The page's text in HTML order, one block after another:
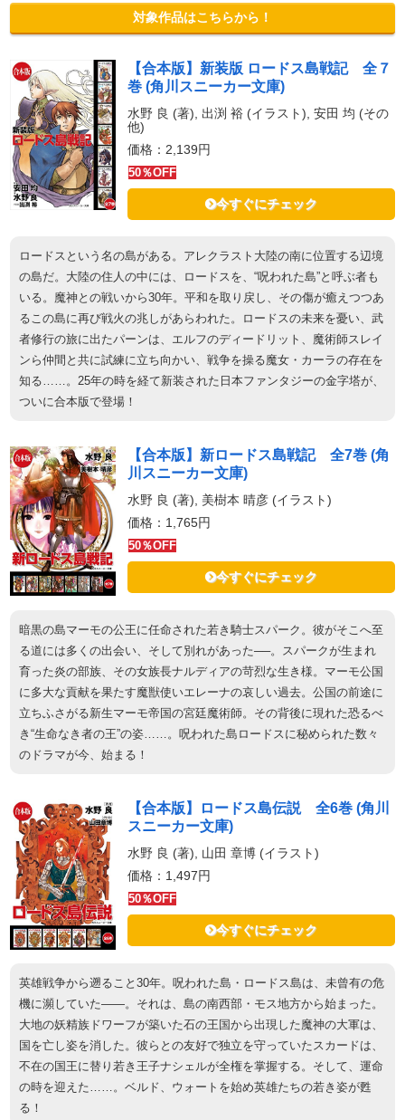
対象作品はこちらから！
【合本版】新装版 ロードス島戦記 全７
巻 (角川スニーカー文庫)
水野 良 (著), 出渕 裕 (イラスト), 安田 均 (その
他)
価格：2,139円
50％OFF
今すぐにチェック
ロードスという名の島がある。アレクラスト大陸の南に位置する辺境
の島だ。大陸の住人の中には、ロードスを、“呪われた島”と呼ぶ者も
いる。魔神との戦いから30年。平和を取り戻し、その傷が癒えつつあ
るこの島に再び戦火の兆しがあらわれた。ロードスの未来を憂い、武
者修行の旅に出たパーンは、エルフのディードリット、魔術師スレイ
ンら仲間と共に試練に立ち向かい、戦争を操る魔女・カーラの存在を
知る……。25年の時を経て新装された日本ファンタジーの金字塔が、
ついに合本版で登場！
【合本版】新ロードス島戦記 全7巻 (角
川スニーカー文庫)
水野 良 (著), 美樹本 晴彦 (イラスト)
価格：1,765円
50％OFF
今すぐにチェック
暗黒の島マーモの公王に任命された若き騎士スパーク。彼がそこへ至
る道には多くの出会い、そして別れがあった──。スパークが生まれ
育った炎の部族、その女族長ナルディアの苛烈な生き様。マーモ公国
に多大な貢献を果たす魔獣使いエレーナの哀しい過去。公国の前途に
立ちふさがる新生マーモ帝国の宮廷魔術師。その背後に現れた恐るべ
き“生命なき者の王”の姿……。呪われた島ロードスに秘められた数々
のドラマが今、始まる！
【合本版】ロードス島伝説 全6巻 (角川
スニーカー文庫)
水野 良 (著), 山田 章博 (イラスト)
価格：1,497円
50％OFF
今すぐにチェック
英雄戦争から遡ること30年。呪われた島・ロードス島は、未曾有の危
機に瀕していた――。それは、島の南西部・モス地方から始まった。
大地の妖精族ドワーフが築いた石の王国から出現した魔神の大軍は、
国を亡し姿を消した。彼らとの友好で独立を守っていたスカードは、
不在の国王に替り若き王子ナシェルが全権を掌握する。そして、運命
の時を迎えた……。ベルド、ウォートを始め英雄たちの若き姿が甦
る！